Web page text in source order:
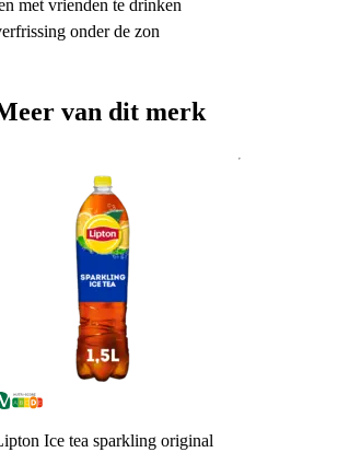
met vrienden te drinken
onder de zon
van dit merk
Ice tea sparkling original